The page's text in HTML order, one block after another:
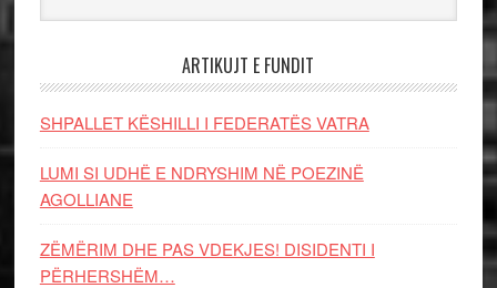
ARTIKUJT E FUNDIT
SHPALLET KËSHILLI I FEDERATËS VATRA
LUMI SI UDHË E NDRYSHIM NË POEZINË
AGOLLIANE
ZËMËRIM DHE PAS VDEKJES! DISIDENTI I
PËRHERSHËM…